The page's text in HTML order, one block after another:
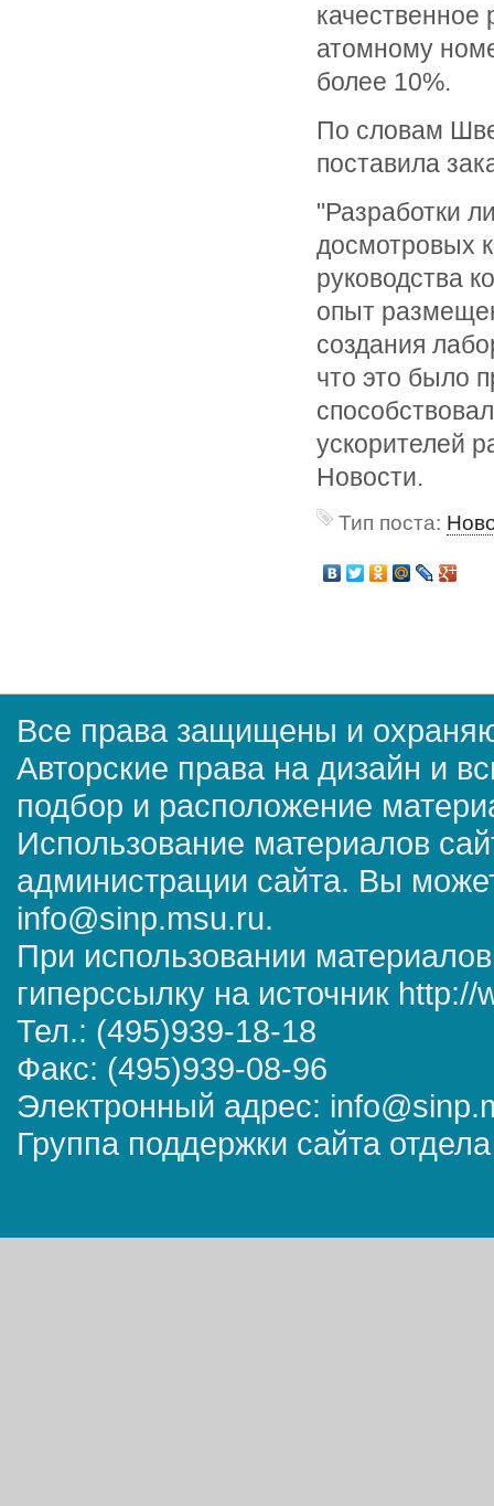
атомному
более 10%.
По словам
поставила
"Разработки
досмотровых
руководства
опыт
создания
что это было
ускорителей
Новости.
Тип поста:
Все права защищены и
Авторские права на дизайн и
подбор и расположение
Использование материалов
администрации сайта. Вы
info@sinp.msu.ru.
При использовании
гиперссылку на источник
Тел.: (495)939-18-18
Факс: (495)939-08-96
Электронный адрес:
Группа поддержки сайта